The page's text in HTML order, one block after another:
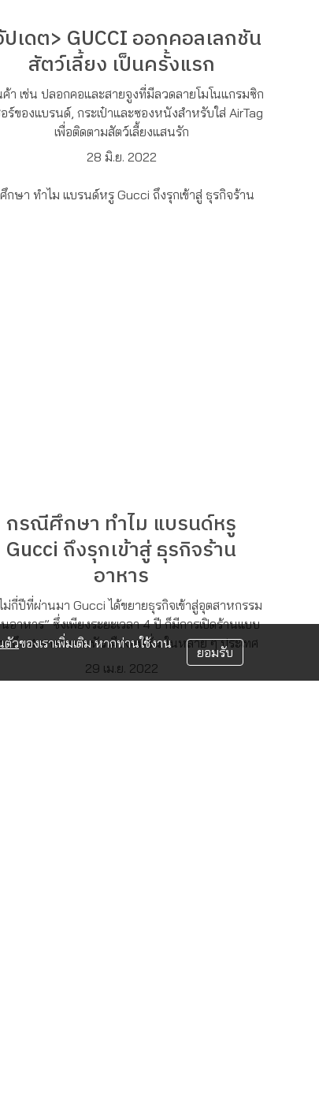
เดต> GUCCI ออกคอลเลกชัน
สัตว์เลี้ยง เป็นครั้งแรก
า เช่น ปลอกคอและสายจูงที่มีลวดลายโมโนแกรมซิก
อร์ของแบรนด์, กระเป๋าและซองหนังสำหรับใส่ AirTag
เพื่อติดตามสัตว์เลี้ยงแสนรัก
28 มิ.ย. 2022
กรณีศึกษา ทำไม แบรนด์หรู
Gucci ถึงรุกเข้าสู่ ธุรกิจร้าน
อาหาร
ม่กี่ปีที่ผ่านมา Gucci ได้ขยายธุรกิจเข้าสู่อุตสาหกรรม
อาหาร” ซึ่งเพียงระยะเวลา 4 ปี ก็มีการเปิดร้านแบบ
รถึง 4 สาขา ตามหัวเมืองแฟชั่น ในหลาย ๆ ประเทศ
29 เม.ย. 2022
ตัวของเราเพิ่มเติม หากท่านใช้งาน
ยอมรับ